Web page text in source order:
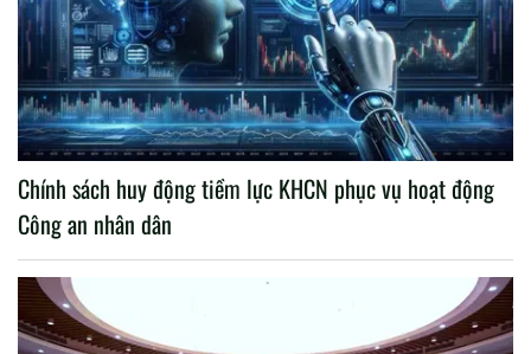
Chính sách huy động tiềm lực KHCN phục vụ hoạt động
Công an nhân dân